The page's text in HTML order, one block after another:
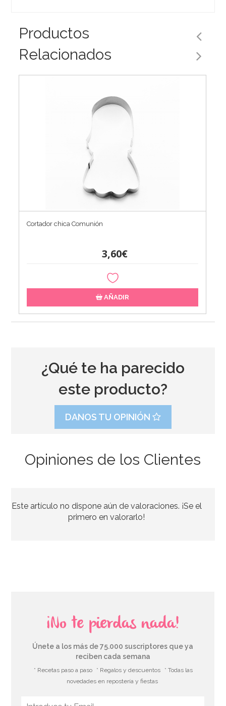
Productos
Relacionados
Cortador chica Comunión
3,60€
AÑADIR
2,70€
¿Qué te ha parecido
este producto?
DANOS TU OPINIÓN
Opiniones de los Clientes
Este artículo no dispone aún de valoraciones. ¡Se el
primero en valorarlo!
¡No te pierdas nada!
Únete a los más de 75.000 suscriptores que ya
reciben cada semana
* Recetas paso a paso * Regalos y descuentos
* Todas las
novedades en repostería y fiestas